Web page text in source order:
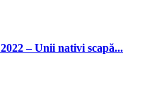
– Unii nativi scapă...